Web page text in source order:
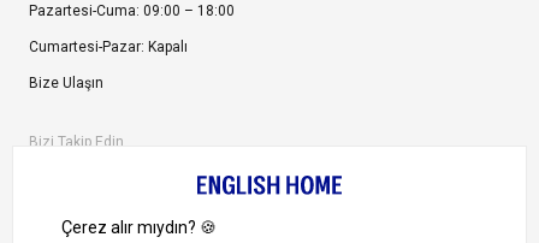
Pazartesi-Cuma: 09:00 – 18:00
Cumartesi-Pazar: Kapalı
Bize Ulaşın
Bizi Takip Edin